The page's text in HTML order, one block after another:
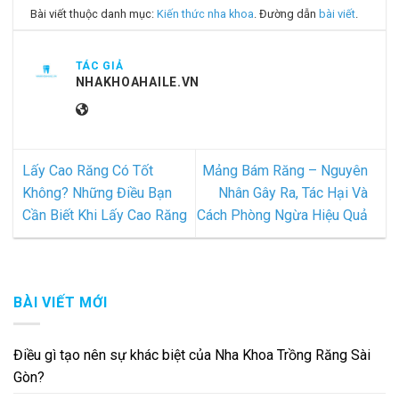
Bài viết thuộc danh mục:Kiến thức nha khoa . Đường dẫnbài viết
TÁC GIẢ
NHAKHOAHAILE.VN
Lấy Cao Răng Có Tốt
Không? Những Điều Bạn
Cần Biết Khi Lấy Cao Răng
Mảng Bám Răng – Nguyên
Nhân Gây Ra, Tác Hại Và
Cách Phòng Ngừa Hiệu Quả
BÀI VIẾT MỚI
Điều gì tạo nên sự khác biệt của Nha Khoa Trồng Răng Sài
Gòn?